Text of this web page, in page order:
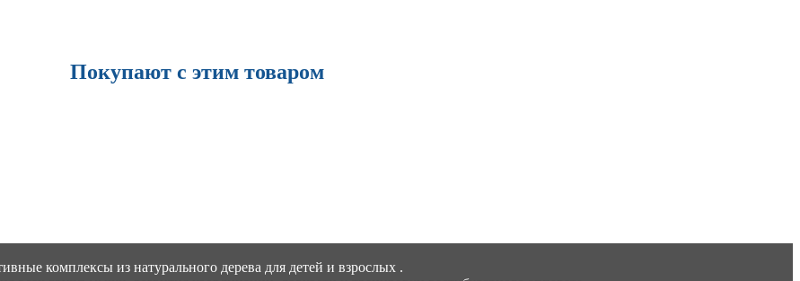
Покупают с этим товаром
комплексы из натурального дерева для детей и взрослых .